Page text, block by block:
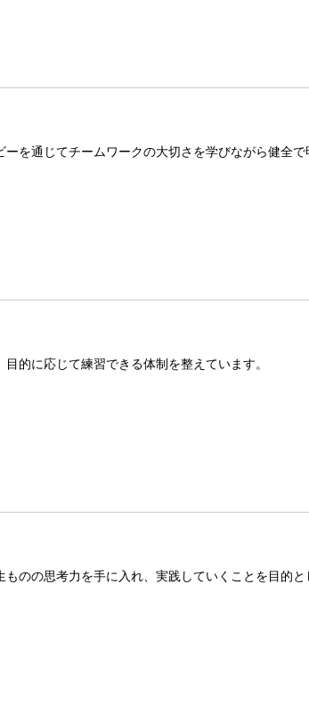
を通じてチームワークの大切さを学びながら健全で
的に応じて練習できる体制を整えています。
のの思考力を手に入れ、実践していくことを目的と